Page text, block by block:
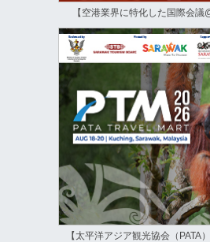
【空港業界に特化した国際会議
【太平洋アジア観光協会（PATA